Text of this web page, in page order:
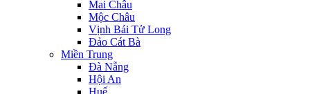
Mai Châu
Mộc Châu
Vịnh Bái Tử Long
Đảo Cát Bà
Miền Trung
Đà Nẵng
Hội An
Huế